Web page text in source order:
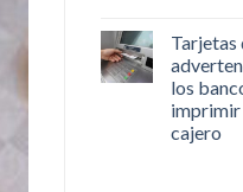
Tarjetas
los
imprimir
cajero